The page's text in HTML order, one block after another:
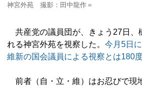
神宮外苑 撮影：田中龍作＝
共産党の議員団が、きょう27日、
れる神宮外苑を視察した。 今月5日
維新の国会議員による視察とは180
前者（自・立・維）はお忍びで現